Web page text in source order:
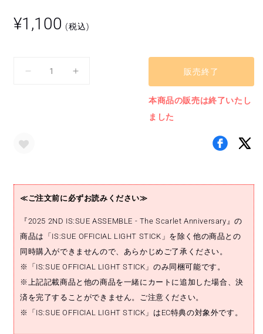
ア
通
常
¥1,100 (税込)
タ
(YUUKI)
の
数
量
減
ら
す
ア
(YUUKI)
の
数
増
や
す
販売終了
本商品の販売は終了いたし
ました
≪ご注文前に必ずお読みください≫
『2025 2ND IS:SUE ASSEMBLE - The Scarlet Anniversary』の
商品は「IS:SUE OFFICIAL LIGHT STICK」を除く他の商品との
同時購入ができませんので、あらかじめご了承ください。
※「IS:SUE OFFICIAL LIGHT STICK」のみ同梱可能です。
※上記記載商品と他の商品を一緒にカートに追加した場合、決
済を完了することができません。ご注意ください。
※「IS:SUE OFFICIAL LIGHT STICK」はEC特典の対象外です。